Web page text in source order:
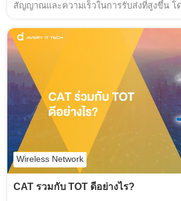
สัญญาณและความเร็วในการรับส่งที่สูงขึ้น โ
หลาย
Wireless Network
CAT รวมกับ TOT ดีอย่างไร?